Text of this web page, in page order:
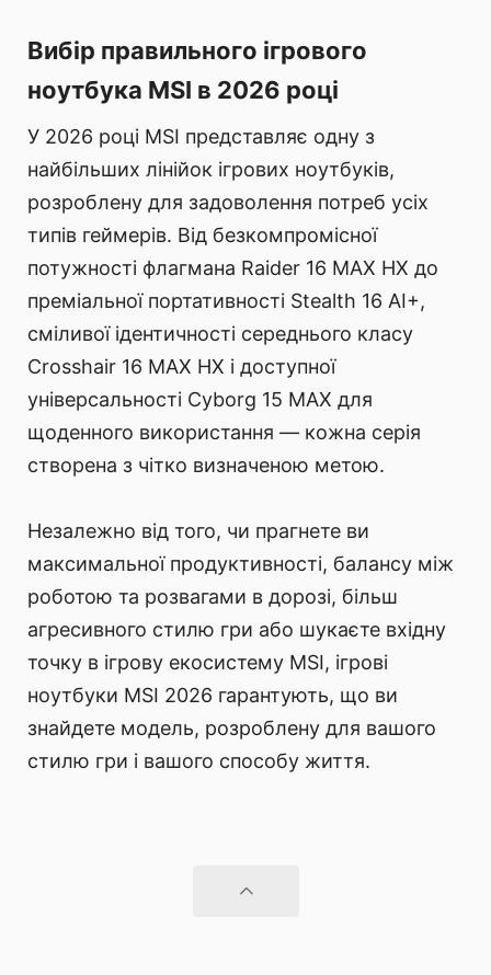
Вибір правильного ігрового
ноутбука MSI в 2026 році
У 2026 році MSI представляє одну з
найбільших лінійок ігрових ноутбуків,
розроблену для задоволення потреб усіх
типів геймерів. Від безкомпромісної
потужності флагмана Raider 16 MAX HX до
преміальної портативності Stealth 16 AI+,
сміливої ідентичності середнього класу
Crosshair 16 MAX HX і доступної
універсальності Cyborg 15 MAX для
щоденного використання — кожна серія
створена з чітко визначеною метою.
Незалежно від того, чи прагнете ви
максимальної продуктивності, балансу між
роботою та розвагами в дорозі, більш
агресивного стилю гри або шукаєте вхідну
точку в ігрову екосистему MSI, ігрові
ноутбуки MSI 2026 гарантують, що ви
знайдете модель, розроблену для вашого
стилю гри і вашого способу життя.